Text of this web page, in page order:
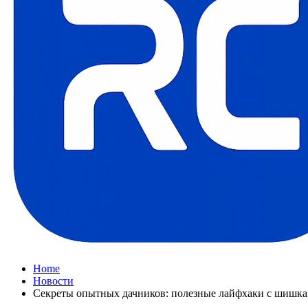
Home
Новости
Секреты опытных дачников: полезные лайфхаки с